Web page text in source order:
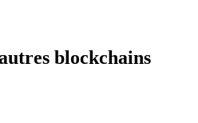
blockchains